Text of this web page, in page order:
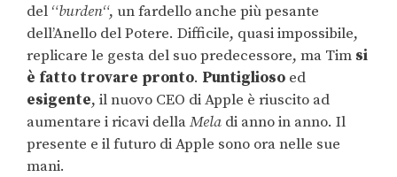
del “burden“, un fardello anche più pesante
dell’Anello del Potere. Difficile, quasi impossibile,
replicare le gesta del suo predecessore, ma Tim si
è fatto trovare pronto. Puntiglioso ed
esigente, il nuovo CEO di Apple è riuscito ad
aumentare i ricavi dellaMela di anno in anno. Il
presente e il futuro di Apple sono ora nelle sue
mani.